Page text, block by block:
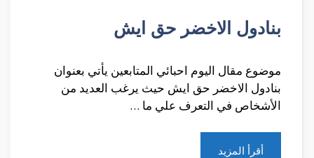
بنادول الاخضر حق ايش
موضوع مقال اليوم احبائي المتابعين يأتي بعنوان
بنادول الاخضر حق ايش حيث يرغب العديد من
الأشخاص في التعرف علي ما …
أقرأ المزيد